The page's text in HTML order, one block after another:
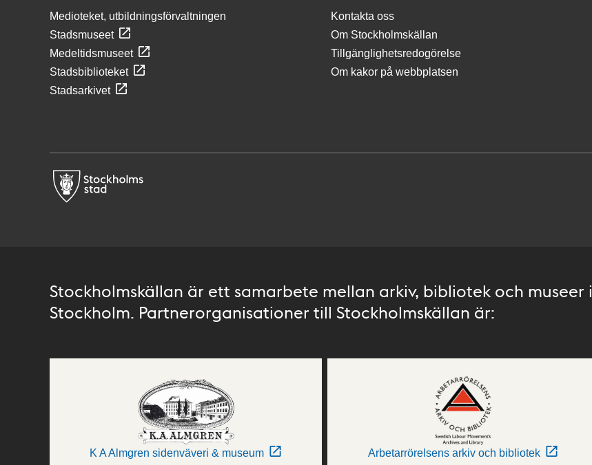
Medioteket, utbildningsförvaltningen
Stadsmuseet
Medeltidsmuseet
Stadsbiblioteket
Stadsarkivet
Kontakta oss
Om Stockholmskällan
Tillgänglighetsredogörelse
Om kakor på webbplatsen
Stockholmskällan är ett samarbete mellan arkiv, bibliotek och museer i
Stockholm. Partnerorganisationer till Stockholmskällan är:
K A Almgren sidenväveri & museum Arbetarrörelsens arkiv och bibliotek